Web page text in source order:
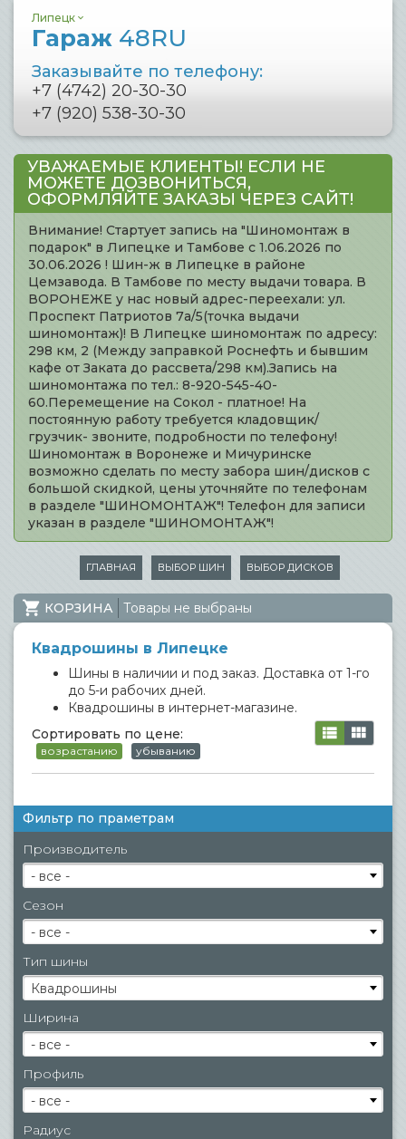
Липецк
Гараж 48RU
Заказывайте по телефону:
+7 (4742) 20-30-30
+7 (920) 538-30-30
УВАЖАЕМЫЕ КЛИЕНТЫ! ЕСЛИ НЕ
МОЖЕТЕ ДОЗВОНИТЬСЯ,
ОФОРМЛЯЙТЕ ЗАКАЗЫ ЧЕРЕЗ САЙТ!
Внимание! Стартует запись на "Шиномонтаж в
подарок" в Липецке и Тамбове с 1.06.2026 по
30.06.2026 ! Шин-ж в Липецке в районе
Цемзавода. В Тамбове по месту выдачи товара. В
ВОРОНЕЖЕ у нас новый адрес-переехали: ул.
Проспект Патриотов 7а/5(точка выдачи
шиномонтаж)! В Липецке шиномонтаж по адресу:
298 км, 2 (Между заправкой Роснефть и бывшим
кафе от Заката до рассвета/298 км).Запись на
шиномонтажа по тел.: 8-920-545-40-
60.Перемещение на Сокол - платное! На
постоянную работу требуется кладовщик/
грузчик- звоните, подробности по телефону!
Шиномонтаж в Воронеже и Мичуринске
возможно сделать по месту забора шин/дисков с
большой скидкой, цены уточняйте по телефонам
в разделе "ШИНОМОНТАЖ"! Телефон для записи
указан в разделе "ШИНОМОНТАЖ"!
ГЛАВНАЯ ВЫБОР ШИН ВЫБОР ДИСКОВ
КОРЗИНА Товары не выбраны
Квадрошины в Липецке
Шины в наличии и под заказ. Доставка от 1-го
до 5-и рабочих дней.
Квадрошины в интернет-магазине.
Сортировать по цене:
возрастанию убыванию
Фильтр по праметрам
Производитель
- все -
Сезон
- все -
Тип шины
Квадрошины
Ширина
- все -
Профиль
- все -
Радиус